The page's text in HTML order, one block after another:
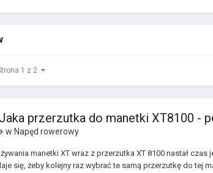
1 z 2
przerzutka do manetki XT8100 -
w Napęd rowerowy
manetki XT wraz z przerzutka XT 8100 nastał
się, żeby kolejny raz wybrać te samą przerzutkę do tej